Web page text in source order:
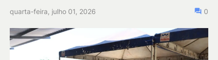
quarta-feira, julho 01, 2026 0